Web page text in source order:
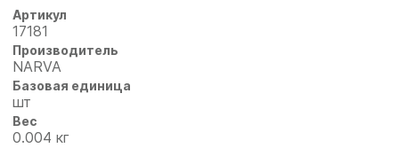
Артикул
17181
Производитель
NARVA
Базовая единица
шт
Вес
0.004 кг